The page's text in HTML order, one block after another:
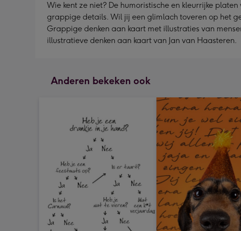
Wie kent ze niet? De humoristische en kleurrijke
grappige details. Wil jij een glimlach toveren op het
Grappige denken aan kaart met illustraties van
illustratieve denken aan kaart van Jan van Haasteren.
Anderen bekeken ook